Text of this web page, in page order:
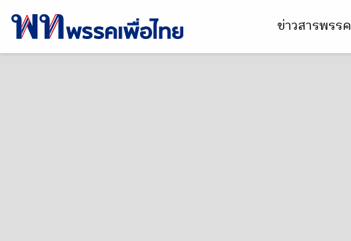
ข่าวสารพรรค